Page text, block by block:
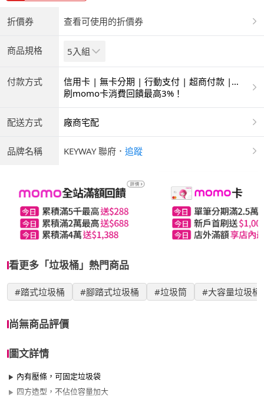
折價券 查看可使用的折價券
商品規格 5入組
付款方式
信用卡 | 無卡分期 | 行動支付 | 超商付款 |
ATM | 銀聯卡
刷momo卡消費回饋最高3%！
配送方式 廠商宅配
品牌名稱 KEYWAY 聯府 ． 追蹤
看更多「垃圾桶」熱門商品
#踏式垃圾桶 #腳踏式垃圾桶 #垃圾筒 #大容量垃圾桶
尚無商品評價
圖文詳情
內有壓條，可固定垃圾袋
四方造型，不佔位容量加大